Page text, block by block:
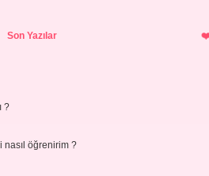
Son Yazılar
?
nasıl öğrenirim ?